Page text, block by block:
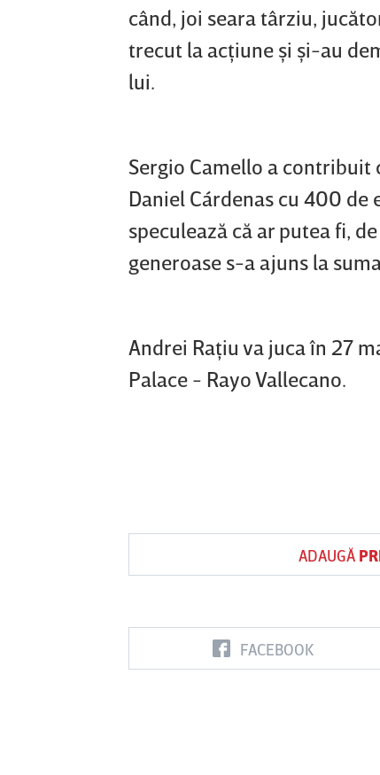
când, joi seara târziu,
trecut la acţiune şi şi-au
lui.
Sergio Camello a contribuit
Daniel Cárdenas cu 400 de
speculează că ar putea fi,
generoase s-a ajuns la
Andrei Raţiu va juca în 27
Palace - Rayo Vallecano.
ADAUGĂ
FACEBOOK